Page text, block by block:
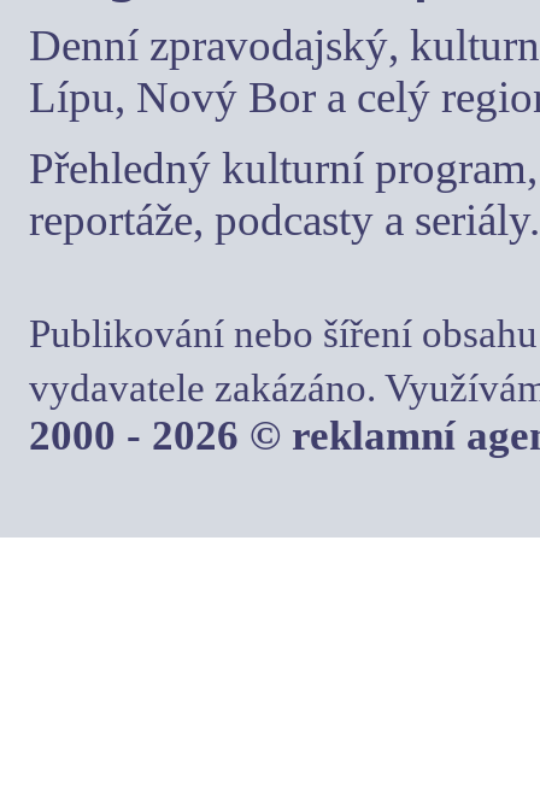
Denní zpravodajský,
Lípu, Nový Bor a celý
Přehledný kulturní
reportáže, podcasty a seriály.
Publikování nebo šíření
vydavatele zakázáno.
2000 - 2026 © reklamní